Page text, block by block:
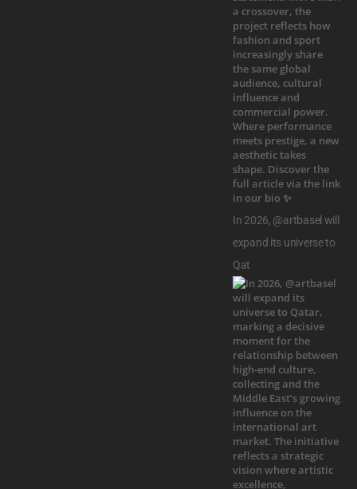
In 2026, @artbasel will
expand its universe to
Qat